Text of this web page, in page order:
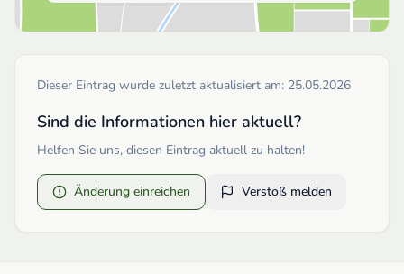
Dieser Eintrag wurde zuletzt aktualisiert am: 25.05.2026
Sind die Informationen hier aktuell?
Helfen Sie uns, diesen Eintrag aktuell zu halten!
Änderung einreichen Verstoß melden